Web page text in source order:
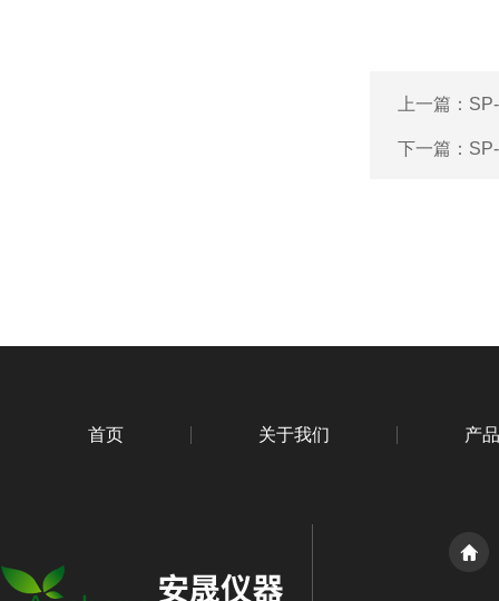
上一篇：
下一篇：
首页 关于我们 产